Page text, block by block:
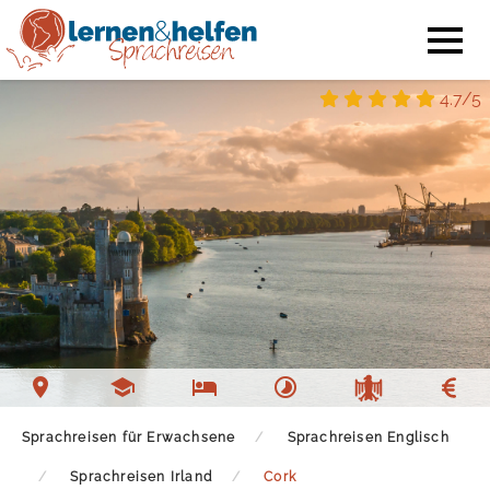
4.7/5
Sprachreisen für Erwachsene Sprachreisen Englisch
Sprachreisen Irland Cork
Sprachschule Cork
Unterkunft Cork
Freizeit Cork